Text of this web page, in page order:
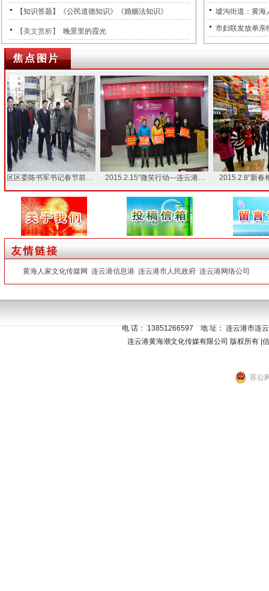
【知识答题】《公民道德知识》《婚姻法知识》
【美文赏析】 晚景里的霞光
墟沟街道：黄海
市妇联发放单亲
委陈书军书记春节前… 2015.2.15“微笑行动—连云港… 2015.2.8“新春相
黄海人家文化传媒网 连云港信息港 连云港市人民政府 连云港网络公司
电 话 ： 13851266597 地 址： 连云港市连
连云港黄海潮文化传媒有限公司 版权所有 |
苏公